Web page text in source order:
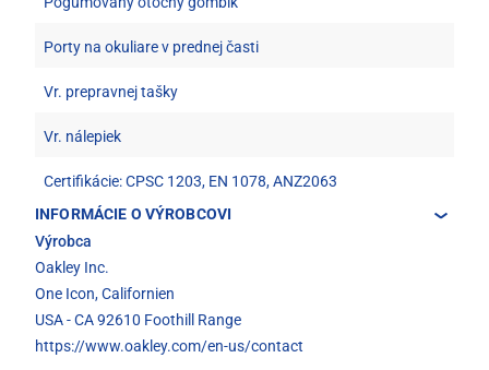
Porty na okuliare v prednej časti
Vr. prepravnej tašky
Vr. nálepiek
Certifikácie: CPSC 1203, EN 1078, ANZ2063
INFORMÁCIE O VÝROBCOVI
Výrobca
Oakley Inc.
One Icon, Californien
USA - CA 92610 Foothill Range
https://www.oakley.com/en-us/contact